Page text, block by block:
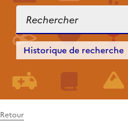
Historique de recherche
Retour